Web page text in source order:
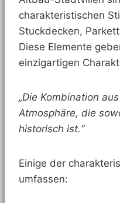
charakteristischen
Stuckdecken,
Diese Elemente
einzigartigen
„Die Kombination
Atmosphäre, die
historisch ist.“
Einige der
umfassen: